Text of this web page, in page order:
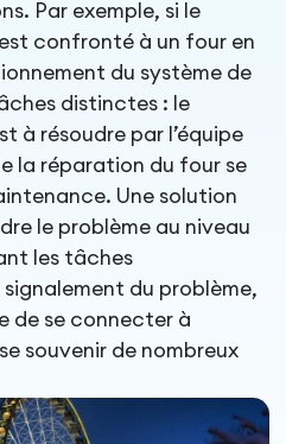
Par exemple, si le
confronté à un four en
du système de
distinctes : le
à résoudre par l’équipe
la réparation du four se
Une solution
le problème au niveau
les tâches
du problème,
de se connecter à
souvenir de nombreux